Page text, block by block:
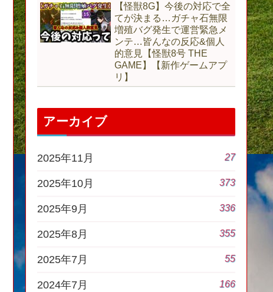
【怪獣8G】今後の対応で全
てが決まる…ガチャ石無限
増殖バグ発生で運営緊急メ
ンテ…皆んなの反応&個人
的意見【怪獣8号 THE
GAME】【新作ゲームアプ
リ】
アーカイブ
2025年11月 27
2025年10月 373
2025年9月 336
2025年8月 355
2025年7月 55
2024年7月 166